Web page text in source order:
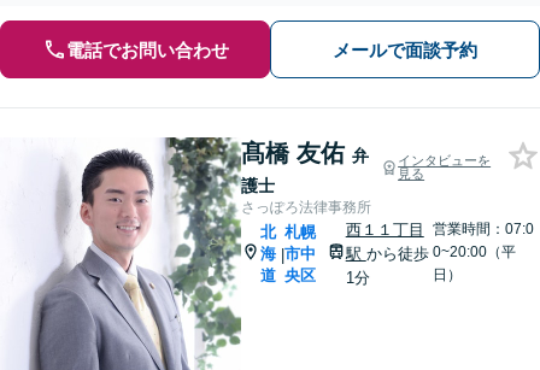
電話でお問い合わせ メールで面談予約
髙橋 友佑 弁
護士
インタビューを
見る
さっぽろ法律事務所
北
海
道
|
札幌
市中
央区
西１１丁目
駅 から徒歩
1分
営業時間：07:0
0~20:00（平
日）